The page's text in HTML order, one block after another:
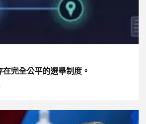
完全公平的選舉制度。